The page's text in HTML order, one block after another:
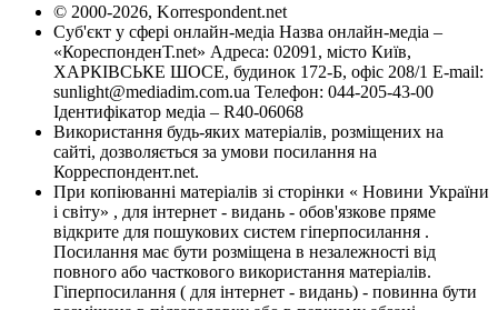
© 2000-2026, Korrespondent.net
Суб'єкт у сфері онлайн-медіа Назва онлайн-медіа –
«КореспонденТ.net» Адреса: 02091, місто Київ,
ХАРКІВСЬКЕ ШОСЕ, будинок 172-Б, офіс 208/1 E-mail:
sunlight@mediadim.com.ua Телефон: 044-205-43-00
Ідентифікатор медіа – R40-06068
Використання будь-яких матеріалів, розміщених на
сайті, дозволяється за умови посилання на
Корреспондент.net.
При копіюванні матеріалів зі сторінки « Новини України
і світу» , для інтернет - видань - обов'язкове пряме
відкрите для пошукових систем гіперпосилання .
Посилання має бути розміщена в незалежності від
повного або часткового використання матеріалів.
Гіперпосилання ( для інтернет - видань) - повинна бути